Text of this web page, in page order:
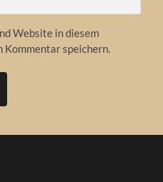
Website in diesem
Kommentar speichern.